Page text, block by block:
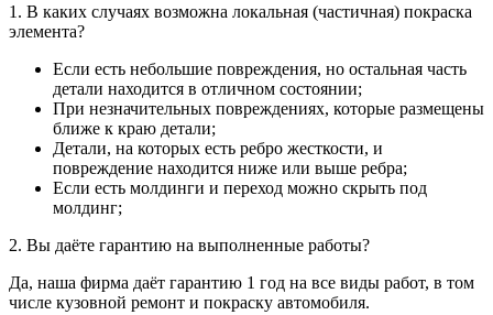
1. В каких случаях возможна локальная (частичная) покраска
элемента?
Если есть небольшие повреждения, но остальная часть
детали находится в отличном состоянии;
При незначительных повреждениях, которые размещены
ближе к краю детали;
Детали, на которых есть ребро жесткости, и
повреждение находится ниже или выше ребра;
Если есть молдинги и переход можно скрыть под
молдинг;
2. Вы даёте гарантию на выполненные работы?
Да, наша фирма даёт гарантию 1 год на все виды работ, в том
числе кузовной ремонт и покраску автомобиля.